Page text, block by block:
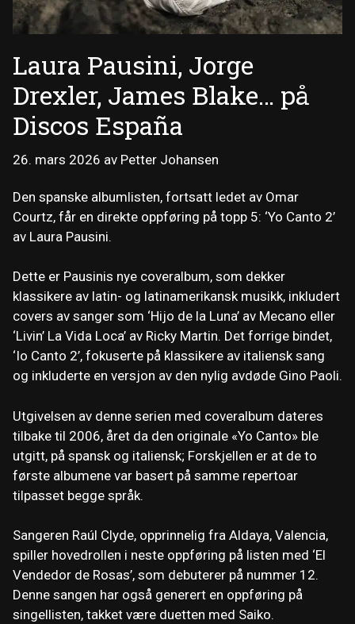
Laura Pausini, Jorge
Drexler, James Blake… på
Discos España
26. mars 2026 av Petter Johansen
Den spanske albumlisten, fortsatt ledet av Omar
Courtz, får en direkte oppføring på topp 5: ‘Yo Canto 2’
av Laura Pausini.
Dette er Pausinis nye coveralbum, som dekker
klassikere av latin- og latinamerikansk musikk, inkludert
covers av sanger som ‘Hijo de la Luna’ av Mecano eller
‘Livin’ La Vida Loca’ av Ricky Martin. Det forrige bindet,
‘Io Canto 2’, fokuserte på klassikere av italiensk sang
og inkluderte en versjon av den nylig avdøde Gino Paoli.
Utgivelsen av denne serien med coveralbum dateres
tilbake til 2006, året da den originale «Yo Canto» ble
utgitt, på spansk og italiensk; Forskjellen er at de to
første albumene var basert på samme repertoar
tilpasset begge språk.
Sangeren Raúl Clyde, opprinnelig fra Aldaya, Valencia,
spiller hovedrollen i neste oppføring på listen med ‘El
Vendedor de Rosas’, som debuterer på nummer 12.
Denne sangen har også generert en oppføring på
singellisten, takket være duetten med Saiko.